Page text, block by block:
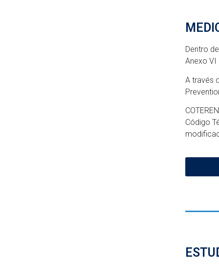
Dentro
Anexo VI
A través
Código